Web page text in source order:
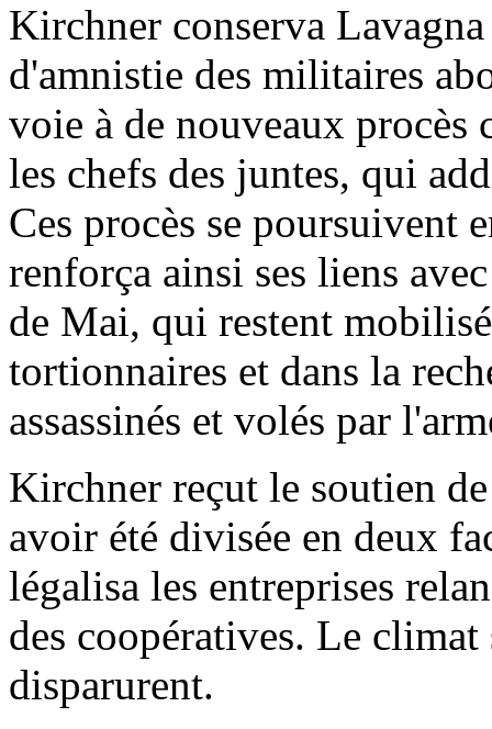
Kirchner conserva
d'amnistie des militaires
voie à de nouveaux
les chefs des juntes, qui
Ces procès se poursuivent
renforça ainsi ses liens
de Mai, qui restent
tortionnaires et dans la
assassinés et volés par
Kirchner reçut le soutien
avoir été divisée en deux
légalisa les entreprises
des coopératives. Le
disparurent.